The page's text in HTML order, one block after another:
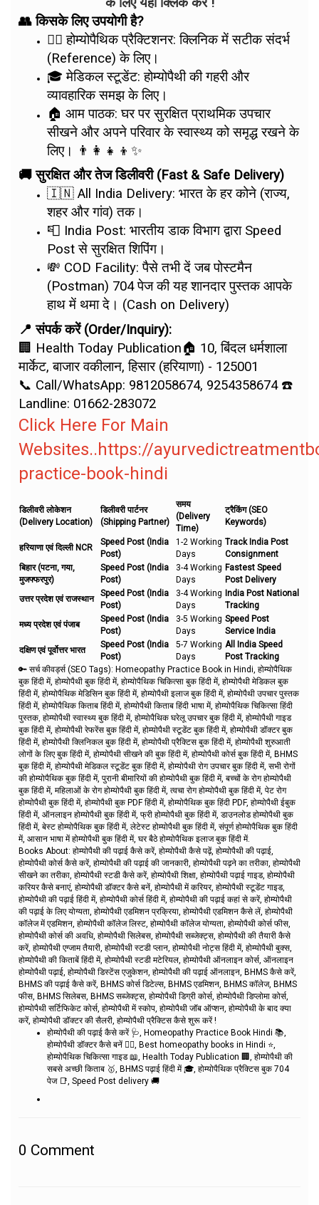
👥 किसके लिए उपयोगी है?
👨‍⚕️ होम्योपैथिक प्रैक्टिशनर: क्लिनिक में सटीक संदर्भ
(Reference) के लिए।
🎓 मेडिकल स्टूडेंट: होम्योपैथी की गहरी और
व्यावहारिक समझ के लिए।
🏠 आम पाठक: घर पर सुरक्षित प्राथमिक उपचार
सीखने और अपने परिवार के स्वास्थ्य को समृद्ध रखने के
लिए। 👨‍👩‍👧‍👦✨
🚚 सुरक्षित और तेज डिलीवरी (Fast & Safe Delivery)
🇮🇳 All India Delivery: भारत के हर कोने (राज्य,
शहर और गांव) तक।
📮 India Post: भारतीय डाक विभाग द्वारा Speed
Post से सुरक्षित शिपिंग।
💸 COD Facility: पैसे तभी दें जब पोस्टमैन
(Postman) 704 पेज की यह शानदार पुस्तक आपके
हाथ में थमा दे। (Cash on Delivery)
📍 संपर्क करें (Order/Inquiry):
🏢 Health Today Publication🏠 10, बिंदल धर्मशाला
मार्केट, बाजार वकीलान, हिसार (हरियाणा) - 125001
📞 Call/WhatsApp: 9812058674, 9254358674 ☎️
Landline: 01662-283072
Click Here For Main
Websites..https://
practice-book-hindi
डिलीवरी लोकेशन
(Delivery Location)
डिलीवरी पार्टनर
(Shipping Partner)
समय
(Delivery
Time)
ट्रैकिंग (SEO
Keywords)
हरियाणा एवं दिल्ली NCR
Speed Post (India
Post)
1-2 Working
Days
Track India Post
Consignment
बिहार (पटना, गया,
मुजफ्फरपुर)
Speed Post (India
Post)
3-4 Working
Days
Fastest Speed
Post Delivery
उत्तर प्रदेश एवं राजस्थान
Speed Post (India
Post)
3-4 Working
Days
India Post National
Tracking
मध्य प्रदेश एवं पंजाब
Speed Post (India
Post)
3-5 Working
Days
Speed Post
Service India
दक्षिण एवं पूर्वोत्तर भारत
Speed Post (India
Post)
5-7 Working
Days
All India Speed
Post Tracking
🔑 सर्च कीवर्ड्स (SEO Tags): Homeopathy Practice Book in Hindi, होम्योपैथिक
बुक हिंदी में, होम्योपैथी बुक हिंदी में, होम्योपैथिक चिकित्सा बुक हिंदी में, होम्योपैथी मेडिकल बुक
हिंदी में, होम्योपैथिक मेडिसिन बुक हिंदी में, होम्योपैथी इलाज बुक हिंदी में, होम्योपैथी उपचार पुस्तक
हिंदी में, होम्योपैथिक किताब हिंदी में, होम्योपैथी किताब हिंदी भाषा में, होम्योपैथिक चिकित्सा हिंदी
पुस्तक, होम्योपैथी स्वास्थ्य बुक हिंदी में, होम्योपैथिक घरेलू उपचार बुक हिंदी में, होम्योपैथी गाइड
बुक हिंदी में, होम्योपैथी रेफरेंस बुक हिंदी में, होम्योपैथी स्टूडेंट बुक हिंदी में, होम्योपैथी डॉक्टर बुक
हिंदी में, होम्योपैथी क्लिनिकल बुक हिंदी में, होम्योपैथी प्रैक्टिस बुक हिंदी में, होम्योपैथी शुरुआती
लोगों के लिए बुक हिंदी में, होम्योपैथी सीखने की बुक हिंदी में, होम्योपैथी कोर्स बुक हिंदी में, BHMS
बुक हिंदी में, होम्योपैथी मेडिकल स्टूडेंट बुक हिंदी में, होम्योपैथी रोग उपचार बुक हिंदी में, सभी रोगों
की होम्योपैथिक बुक हिंदी में, पुरानी बीमारियों की होम्योपैथी बुक हिंदी में, बच्चों के रोग होम्योपैथी
बुक हिंदी में, महिलाओं के रोग होम्योपैथी बुक हिंदी में, त्वचा रोग होम्योपैथी बुक हिंदी में, पेट रोग
होम्योपैथी बुक हिंदी में, होम्योपैथी बुक PDF हिंदी में, होम्योपैथिक बुक हिंदी PDF, होम्योपैथी ईबुक
हिंदी में, ऑनलाइन होम्योपैथी बुक हिंदी में, फ्री होम्योपैथी बुक हिंदी में, डाउनलोड होम्योपैथी बुक
हिंदी में, बेस्ट होम्योपैथिक बुक हिंदी में, लेटेस्ट होम्योपैथी बुक हिंदी में, संपूर्ण होम्योपैथिक बुक हिंदी
में, आसान भाषा में होम्योपैथी बुक हिंदी में, घर बैठे होम्योपैथिक इलाज बुक हिंदी में.
Books About: होम्योपैथी की पढ़ाई कैसे करें, होम्योपैथी कैसे पढ़ें, होम्योपैथी की पढ़ाई,
होम्योपैथी कोर्स कैसे करें, होम्योपैथी की पढ़ाई की जानकारी, होम्योपैथी पढ़ने का तरीका, होम्योपैथी
सीखने का तरीका, होम्योपैथी स्टडी कैसे करें, होम्योपैथी शिक्षा, होम्योपैथी पढ़ाई गाइड, होम्योपैथी
करियर कैसे बनाएं, होम्योपैथी डॉक्टर कैसे बनें, होम्योपैथी में करियर, होम्योपैथी स्टूडेंट गाइड,
होम्योपैथी की पढ़ाई हिंदी में, होम्योपैथी कोर्स हिंदी में, होम्योपैथी की पढ़ाई कहां से करें, होम्योपैथी
की पढ़ाई के लिए योग्यता, होम्योपैथी एडमिशन प्रक्रिया, होम्योपैथी एडमिशन कैसे लें, होम्योपैथी
कॉलेज में एडमिशन, होम्योपैथी कॉलेज लिस्ट, होम्योपैथी कॉलेज योग्यता, होम्योपैथी कोर्स फीस,
होम्योपैथी कोर्स की अवधि, होम्योपैथी सिलेबस, होम्योपैथी सब्जेक्ट्स, होम्योपैथी की तैयारी कैसे
करें, होम्योपैथी एग्जाम तैयारी, होम्योपैथी स्टडी प्लान, होम्योपैथी नोट्स हिंदी में, होम्योपैथी बुक्स,
होम्योपैथी की किताबें हिंदी में, होम्योपैथी स्टडी मटेरियल, होम्योपैथी ऑनलाइन कोर्स, ऑनलाइन
होम्योपैथी पढ़ाई, होम्योपैथी डिस्टेंस एजुकेशन, होम्योपैथी की पढ़ाई ऑनलाइन, BHMS कैसे करें,
BHMS की पढ़ाई कैसे करें, BHMS कोर्स डिटेल्स, BHMS एडमिशन, BHMS कॉलेज, BHMS
फीस, BHMS सिलेबस, BHMS सब्जेक्ट्स, होम्योपैथी डिग्री कोर्स, होम्योपैथी डिप्लोमा कोर्स,
होम्योपैथी सर्टिफिकेट कोर्स, होम्योपैथी में स्कोप, होम्योपैथी जॉब ऑप्शन, होम्योपैथी के बाद क्या
करें, होम्योपैथी डॉक्टर की सैलरी, होम्योपैथी प्रैक्टिस कैसे शुरू करें !
होम्योपैथी की पढ़ाई कैसे करें 🩺, Homeopathy Practice Book Hindi 📚,
होम्योपैथी डॉक्टर कैसे बनें 👨‍⚕️, Best homeopathy books in Hindi ⭐,
होम्योपैथिक चिकित्सा गाइड 📖, Health Today Publication 🏢, होम्योपैथी की
सबसे अच्छी किताब 🥇, BHMS पढ़ाई हिंदी में 🎓, होम्योपैथिक प्रैक्टिस बुक 704
पेज 📑, Speed Post delivery 🚚
0 Comment